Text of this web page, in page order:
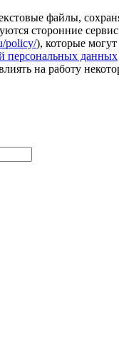
файлы,
сторонние
policy/), которые
персональных данных
на работу